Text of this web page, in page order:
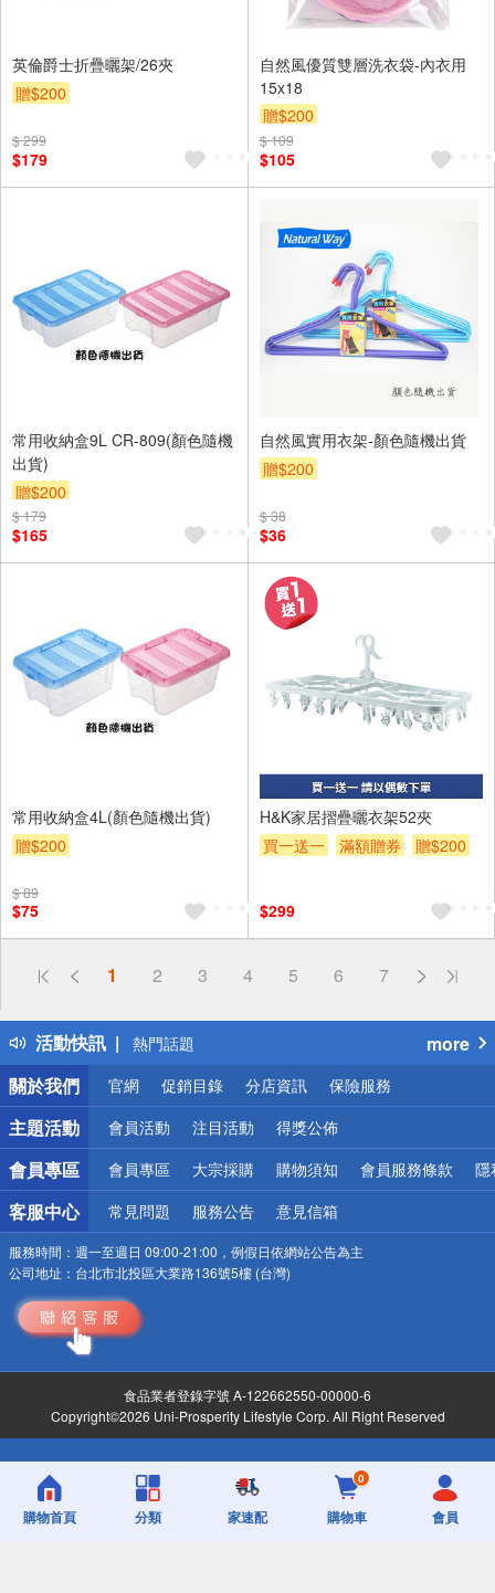
英倫爵士折疊曬架/26夾
贈$200
$ 299
$179
自然風優質雙層洗衣袋-內衣用
15x18
贈$200
$ 109
$105
常用收納盒9L CR-809(顏色隨機
出貨)
贈$200
$ 179
$165
自然風實用衣架-顏色隨機出貨
贈$200
$ 38
$36
常用收納盒4L(顏色隨機出貨)
贈$200
$ 89
$75
H&K家居摺疊曬衣架52夾
買一送一
滿額贈券 贈$200
$299
1 2 3 4 5 6 7
活動快訊
偏遠地區配送
得獎公告
熱門話題
銀行優惠
偏遠地區配送
詐騙網頁！請小心！
more
關於我們
官網 促銷目錄 分店資訊 保險服務
主題活動 會員活動 注目活動 得獎公佈
會員專區 會員專區 大宗採購 購物須知 會員服務條款 隱
客服中心 常見問題 服務公告 意見信箱
服務時間： 週一至週日 09:00-21:00，例假日依網站公告為主
公司地址： 台北市北投區大業路136號5樓 (台灣)
食品業者登錄字號 A-122662550-00000-6
Copyright©2026 Uni-Prosperity Lifestyle Corp. All Right Reserved
購物首頁 分類 家速配
0
購物車 會員